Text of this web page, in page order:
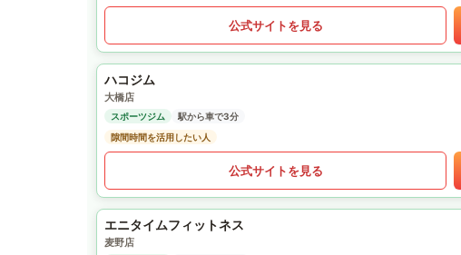
公式サイトを見る
ハコジム
大橋店
スポーツジム
駅から車で3分
隙間時間を活用したい人
公式サイトを見る
エニタイムフィットネス
麦野店